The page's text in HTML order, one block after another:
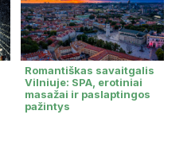
Romantiškas savaitgalis
Vilniuje: SPA, erotiniai
masažai ir paslaptingos
pažintys